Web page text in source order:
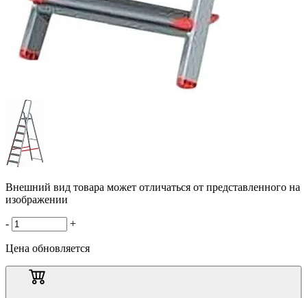
Внешний вид товара может отличаться от представленного на
изображении
- +
Цена обновляется